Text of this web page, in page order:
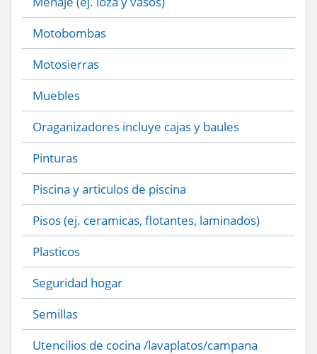
Motobombas
Motosierras
Muebles
Oraganizadores incluye cajas y baules
Pinturas
Piscina y articulos de piscina
Pisos (ej. ceramicas, flotantes, laminados)
Plasticos
Seguridad hogar
Semillas
Utencilios de cocina /lavaplatos/campana